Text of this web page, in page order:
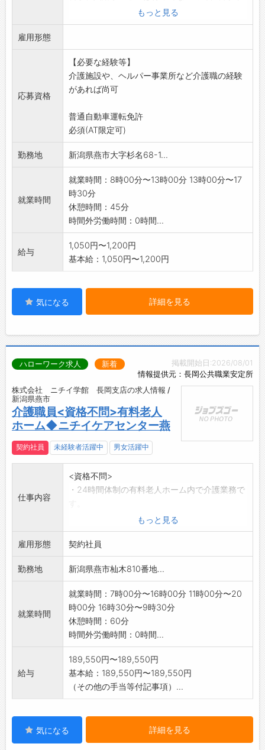
入浴の介助は有りま
せん。
ビリマッサージ等の
業務を行います。
*応募前職場見学希望の方はハローワークへご相
談ください。
もっと見る
雇用形態
応募資格
【必要な経験等】
介護施設や、ヘルパー事業所など介護職の経験
があれば尚可
普通自動車運転免許
必須(AT限定可)
勤務地 新潟県燕市大字杉名68-1...
就業時間
就業時間：8時00分〜13時00分 13時00分〜17
時30分
休憩時間：45分
時間外労働時間：0時間...
給与
1,050円〜1,200円
基本給：1,050円〜1,200円
気になる 詳細を見る
掲載開始日:2026/08/01
情報提供元：長岡公共職業安定所
ハローワーク求人 新着
株式会社 ニチイ学館 長岡支店の求人情報 /
新潟県燕市
介護職員<資格不問>有料老人
ホーム◆ニチイケアセンター燕
契約社員 未経験者活躍中 男女活躍中
仕事内容
<資格不問>
・24時間体制の有料老人ホーム内で介護業務で
・ご利用者様の生活の介護(食事・入浴・排泄介
助等)
・当施設はメディカルガーデンの中にある南国
風の外観がおしゃれ
な温かい雰囲気の施設です。
・未経験の方でもしっかり丁寧に研修を行いま
す。
・入社日に「認知症介護基礎研修」を受講して
いただきます。
談後)
変更範囲:会社の定める範囲
もっと見る
雇用形態 契約社員
勤務地 新潟県燕市杣木810番地...
就業時間
就業時間：7時00分〜16時00分 11時00分〜20
時00分 16時30分〜9時30分
休憩時間：60分
時間外労働時間：0時間...
給与
189,550円〜189,550円
基本給：189,550円〜189,550円
（その他の手当等付記事項）...
気になる 詳細を見る